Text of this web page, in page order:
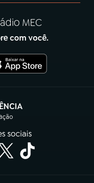
MEC
com você.
em nova aba)
sociais